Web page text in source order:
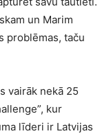
un Marim
problēmas, taču
vairāk nekā 25
kur
līderi ir Latvijas